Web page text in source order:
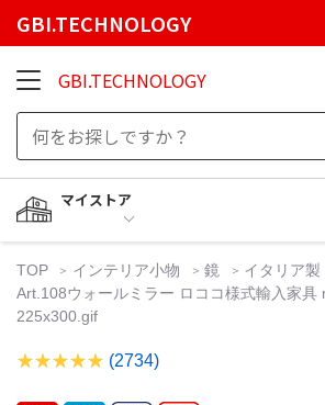
GBI.TECHNOLOGY
GBI.TECHNOLOGY
マイストア
TOP インテリア小物 鏡
イタリア製
Art.108ウォールミラー ロココ様式輸入家具
225x300.gif
(2734)